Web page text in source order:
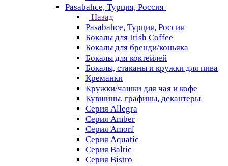
Pasabahce, Турция, Россия
Назад
Pasabahce, Турция, Россия
Бокалы для Irish Coffee
Бокалы для бренди/коньяка
Бокалы для коктейлей
Бокалы, стаканы и кружки для пива
Креманки
Кружки/чашки для чая и кофе
Кувшины, графины, декантеры
Серия Allegra
Серия Amber
Серия Amorf
Серия Aquatic
Серия Baltic
Серия Bistro